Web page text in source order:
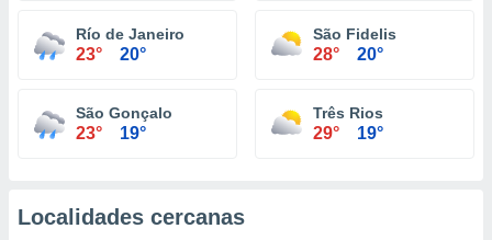
Río de Janeiro
23° 20°
São Fidelis
28° 20°
São Gonçalo
23° 19°
Três Rios
29° 19°
Localidades cercanas